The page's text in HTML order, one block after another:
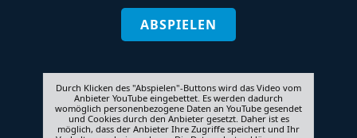
ABSPIELEN
Durch Klicken des "Abspielen"-Buttons wird das Video vom
Anbieter YouTube eingebettet. Es werden dadurch
womöglich personenbezogene Daten an YouTube gesendet
und Cookies durch den Anbieter gesetzt. Daher ist es
möglich, dass der Anbieter Ihre Zugriffe speichert und Ihr